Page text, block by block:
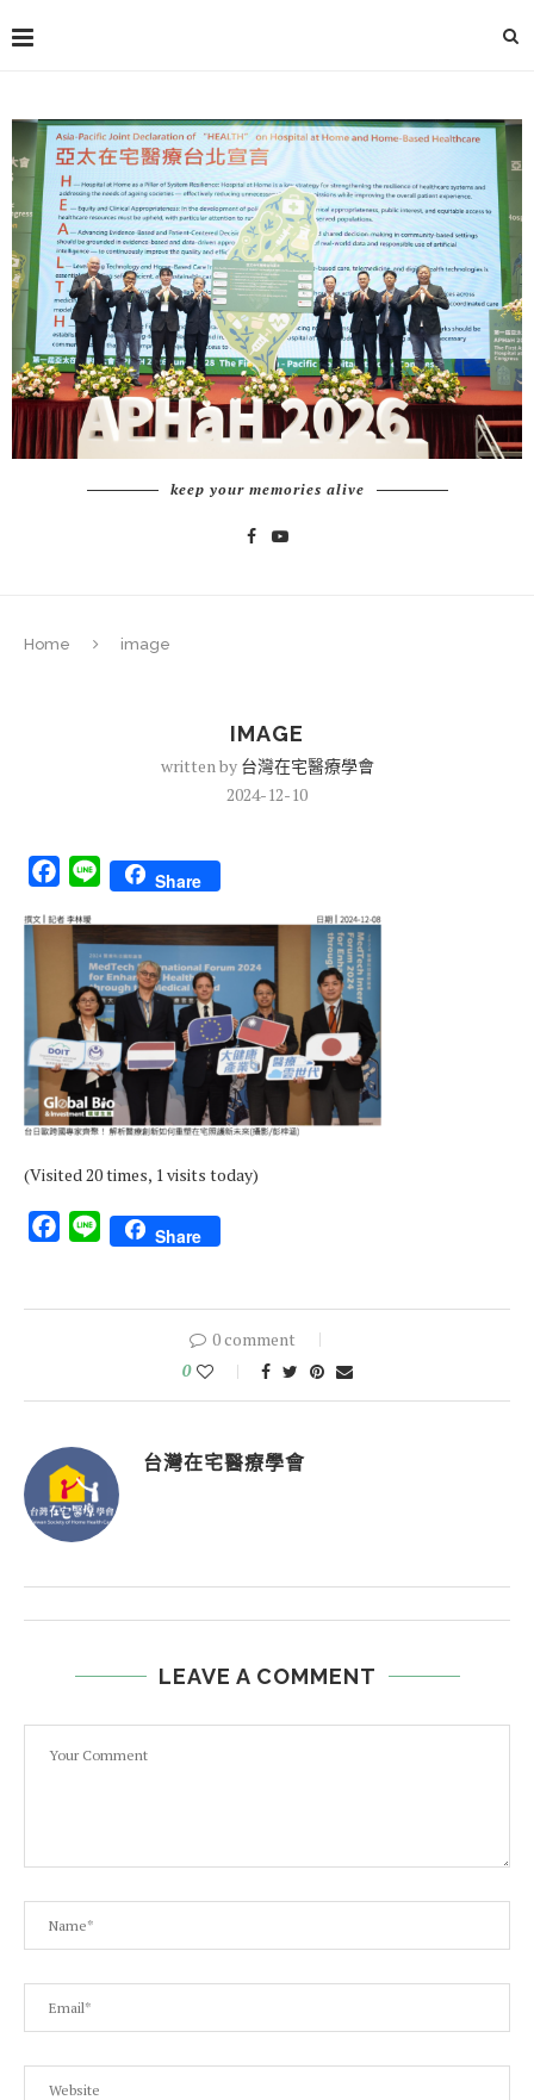
keep your memories alive
Home image
IMAGE
written by 台灣在宅醫療學會
2024-12-10
Facebook
Line Share
(Visited 20 times, 1 visits today)
Facebook
Line Share
0 comment
0
台灣在宅醫療學會
LEAVE A COMMENT